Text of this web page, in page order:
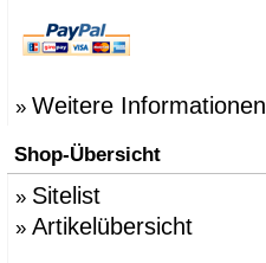
» Weitere Informationen
Shop-Übersicht
» Sitelist
» Artikelübersicht